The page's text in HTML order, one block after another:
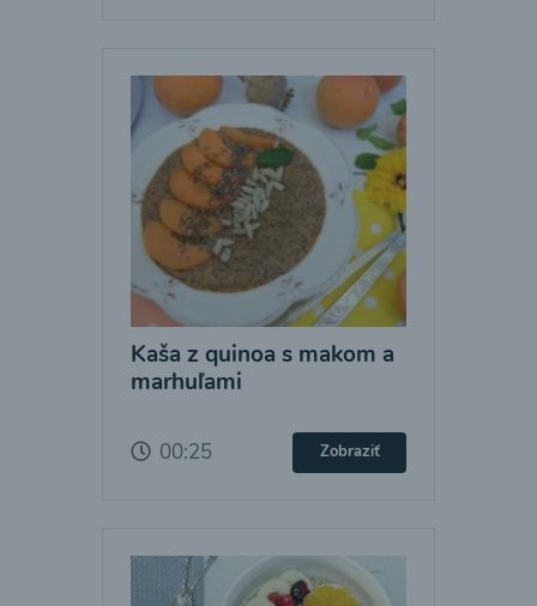
Kaša z quinoa s makom a
marhuľami
00:25 Zobraziť